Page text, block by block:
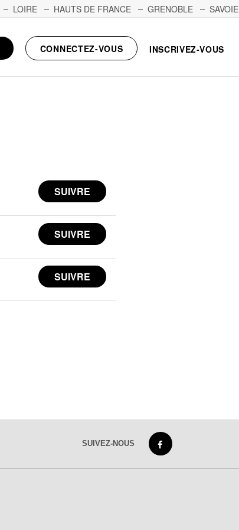
LOIRE HAUTS DE FRANCE GRENOBLE
SAVOIE
CONNECTEZ-VOUS INSCRIVEZ-VOUS
SUIVEZ-NOUS